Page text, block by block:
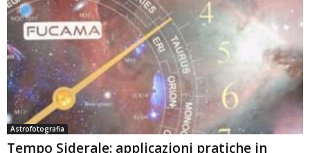
Astrofotografia
Tempo Siderale: applicazioni pratiche in